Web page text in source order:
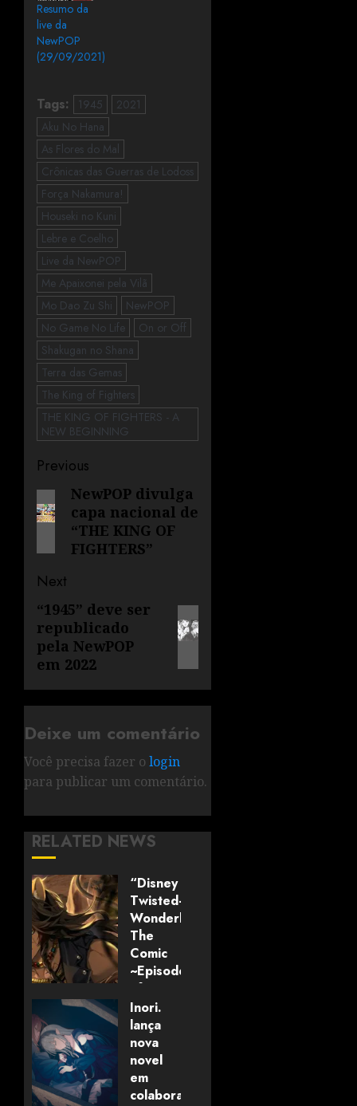
Resumo da
live da
NewPOP
(29/09/2021)
Tags: 1945
2021
Aku No Hana
As Flores do Mal
Crônicas das Guerras de Lodoss
Força Nakamura!
Houseki no Kuni
Lebre e Coelho
Live da NewPOP
Me Apaixonei pela Vilã
Mo Dao Zu Shi
NewPOP
No Game No Life
On or Off
Shakugan no Shana
Terra das Gemas
The King of Fighters
THE KING OF FIGHTERS - A
NEW BEGINNING
Previous
NewPOP divulga
capa nacional de
“THE KING OF
FIGHTERS”
Next
“1945” deve ser
republicado
pela NewPOP
em 2022
Deixe um comentário
Você precisa fazer o login
para publicar um comentário.
RELATED NEWS
“Disney
Twisted-
Wonderland:
The
Comic
~Episode
of
Savanaclaw~”
anunciado
pela
Universo
dos
Livros
Inori.
lança
nova
novel
em
colaboração